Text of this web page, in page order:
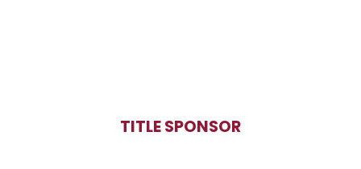
TITLE SPONSOR